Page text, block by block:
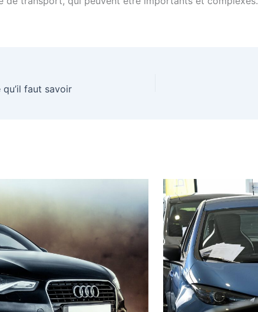
qu’il faut savoir